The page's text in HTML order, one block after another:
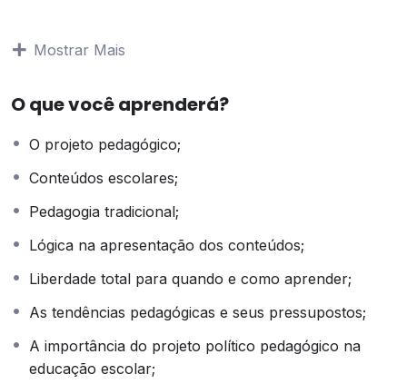
finalidade de expor reflexões sobre a habilitação e
professor como organizador facilitador e mediador do
com o que já foi aprendido.
Objetivo do curso:
Expor reflexões sobre a habilitação e qualificação de
professores para atendimento de classes especiais,
bem como sobre o professor como organizador
facilitador e mediador do conhecimento.
OBSERVAÇÃO: PARA QUE O(A) ALUNO(A) REALIZE A
AVALIAÇÃO É NECESSÁRIO QUE SEJAM REALIZADAS
TODAS AS ETAPAS DO CURSO (AS ETAPAS
Mostrar Mais
O que você aprenderá?
O projeto pedagógico;
Conteúdos escolares;
Pedagogia tradicional;
Lógica na apresentação dos conteúdos;
Liberdade total para quando e como aprender;
As tendências pedagógicas e seus pressupostos;
A importância do projeto político pedagógico na
educação escolar;